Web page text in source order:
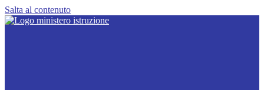
Salta al contenuto